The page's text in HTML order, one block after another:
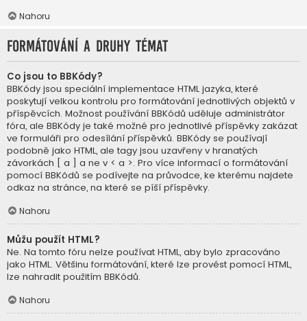
Nahoru
Formátování a druhy témat
Co jsou to BBKódy?
BBKódy jsou speciální implementace HTML jazyka, které
poskytují velkou kontrolu pro formátování jednotlivých objektů v
příspěvcích. Možnost používání BBKódů uděluje administrátor
fóra, ale BBKódy je také možné pro jednotlivé příspěvky zakázat
ve formuláři pro odesílání příspěvků. BBKódy se používají
podobně jako HTML, ale tagy jsou uzavřeny v hranatých
závorkách [ a ] a ne v < a >. Pro více informací o formátování
pomocí BBKódů se podívejte na průvodce, ke kterému najdete
odkaz na stránce, na které se píší příspěvky.
Nahoru
Můžu použít HTML?
Ne. Na tomto fóru nelze používat HTML, aby bylo zpracováno
jako HTML. Většinu formátování, které lze provést pomocí HTML,
lze nahradit použitím BBKódů.
Nahoru